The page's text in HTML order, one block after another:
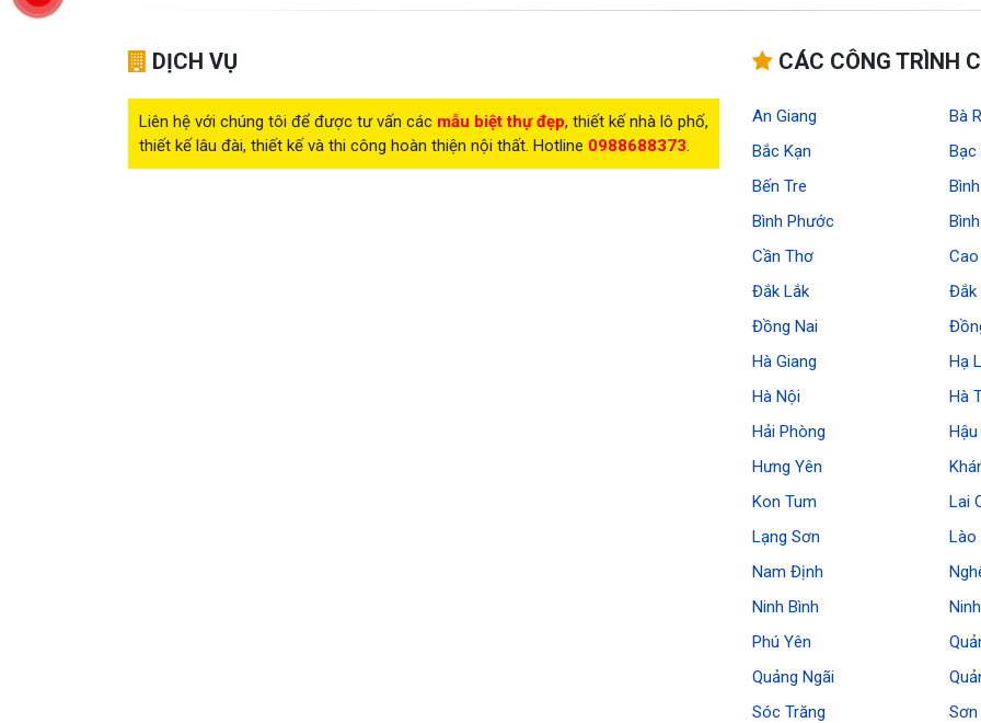
DỊCH VỤ
Liên hệ với chúng tôi để được tư vấn các mẫu biệt thự đẹp, thiết kế nhà lô phố,
thiết kế lâu đài, thiết kế và thi công hoàn thiện nội thất. Hotline 0988688373
CÁC CÔNG TRÌNH
An Giang
Bà
Bắc Kạn
Bạc
Bến Tre
Bình Phước
Cần Thơ
Đắk Lắk
Đắk
Đồng Nai
Hà Giang
Hạ
Hà Nội
Hà
Hải Phòng
Hậu
Hưng Yên
Kon Tum
Lai
Lạng Sơn
Lào
Nam Định
Ninh Bình
Phú Yên
Quảng Ngãi
Sóc Trăng
Sơn